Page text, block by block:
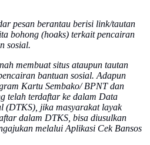
pesan berantau berisi link/tautan
bohong (hoaks) terkait pencairan
sosial.
membuat situs ataupun tautan
bantuan sosial. Adapun
Kartu Sembako/ BPNT dan
telah terdaftar ke dalam Data
(DTKS), jika masyarakat layak
dalam DTKS, bisa diusulkan
melalui Aplikasi Cek Bansos